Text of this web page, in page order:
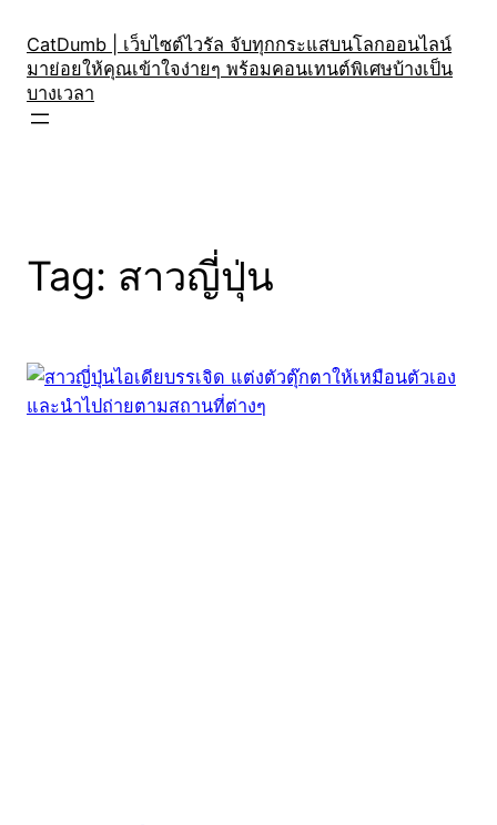
content
CatDumb | เว็บไซต์ไวรัล จับทุกกระแสบนโลกออนไลน์
มาย่อยให้คุณเข้าใจง่ายๆ พร้อมคอนเทนต์พิเศษบ้างเป็น
บางเวลา
Tag: สาวญี่ปุ่น